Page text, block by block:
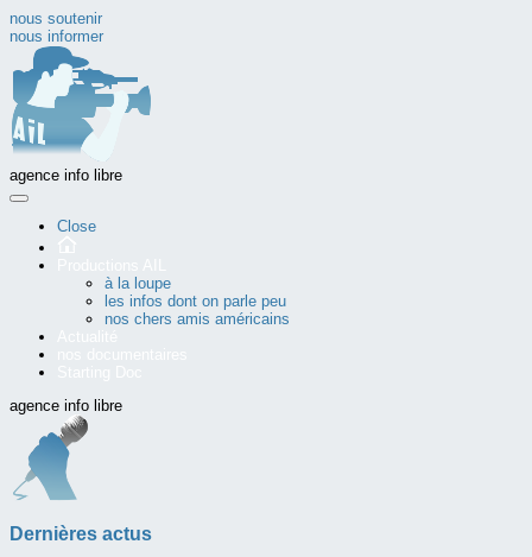
nous soutenir
nous informer
agence info libre
Close
à la loupe
les infos dont on parle peu
nos chers amis américains
agence info libre
Dernières actus